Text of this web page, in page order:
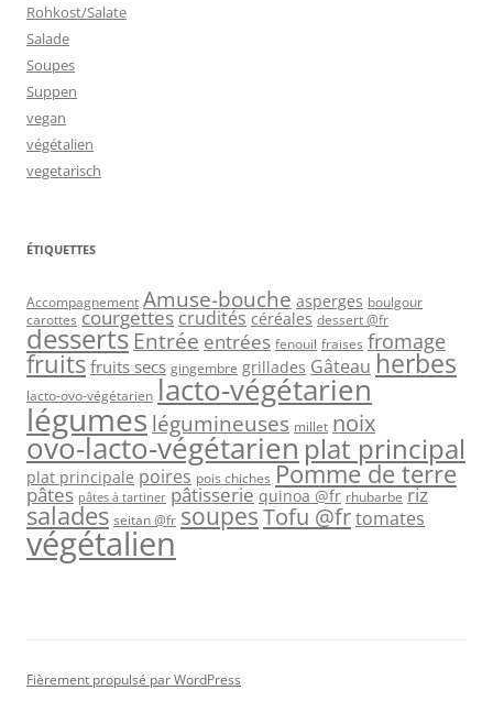
Rohkost/Salate
Salade
Soupes
Suppen
vegan
végétalien
vegetarisch
ÉTIQUETTES
Accompagnement Amuse-bouche asperges boulgour
carottes courgettes crudités céréales dessert @fr
desserts Entrée entrées fenouil fraises fromage
fruits fruits secs gingembre grillades Gâteau herbes
lacto-ovo-végétarien lacto-végétarien
légumes légumineuses millet noix
ovo-lacto-végétarien plat principal
plat principale poires pois chiches Pomme de terre
pâtes pâtes à tartiner pâtisserie quinoa @fr rhubarbe riz
salades seitan @fr soupesTofu @frtomates
végétalien
Fièrement propulsé par WordPress